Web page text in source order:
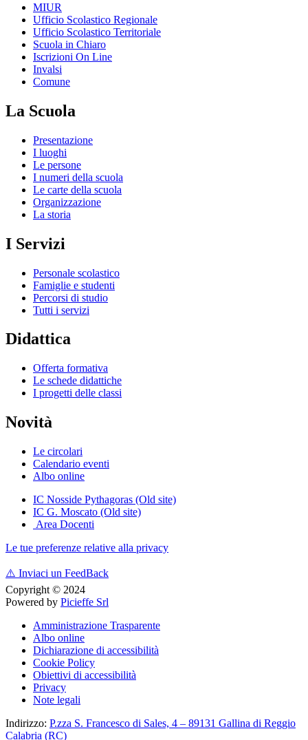
MIUR
Ufficio Scolastico Regionale
Ufficio Scolastico Territoriale
Scuola in Chiaro
Iscrizioni On Line
Invalsi
Comune
La Scuola
Presentazione
I luoghi
Le persone
I numeri della scuola
Le carte della scuola
Organizzazione
La storia
I Servizi
Personale scolastico
Famiglie e studenti
Percorsi di studio
Tutti i servizi
Didattica
Offerta formativa
Le schede didattiche
I progetti delle classi
Novità
Le circolari
Calendario eventi
Albo online
IC Nosside Pythagoras (Old site)
IC G. Moscato (Old site)
Area Docenti
Le tue preferenze relative alla privacy
⚠️ Inviaci un FeedBack
Copyright © 2024
Powered by Picieffe Srl
Amministrazione Trasparente
Albo online
Dichiarazione di accessibilità
Cookie Policy
Obiettivi di accessibilità
Privacy
Note legali
Indirizzo: P.zza S. Francesco di Sales, 4 – 89131 Gallina di Reggio
Calabria (RC)